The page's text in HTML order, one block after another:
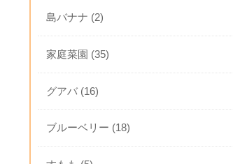
島バナナ (2)
家庭菜園 (35)
グアバ (16)
ブルーベリー (18)